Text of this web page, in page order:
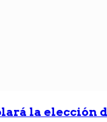
la elección